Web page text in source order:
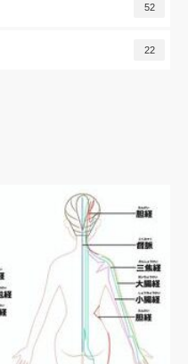
52
22